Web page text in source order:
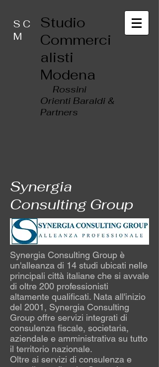
S C
M
Studio
Commerci
alisti
Modena
Rossini
Orienti Baraldi &
Partners
Synergia
Consulting Group
Synergia Consulting Group è
un'alleanza di 14 studi ubicati nelle
principali città italiane che si avvale
di oltre 200 professionisti
altamente qualificati. Nata all'inizio
del 2001, Synergia Consulting
Group offre servizi integrati di
consulenza fiscale, societaria,
aziendale e amministrativa su tutto
il territorio nazionale.
Oltre ai servizi di consulenza e